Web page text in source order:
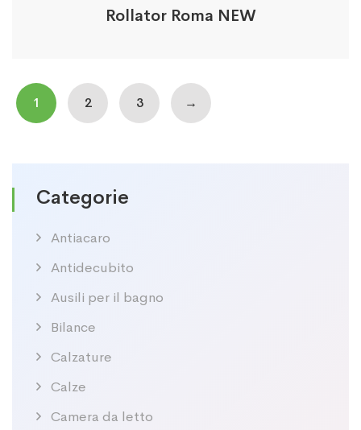
Categorie
Antiacaro
Antidecubito
Ausili per il bagno
Bilance
Calzature
Calze
Camera da letto
Rollator Roma NEW
1 2 3 →